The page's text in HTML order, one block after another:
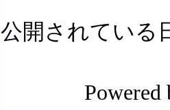
公開されている